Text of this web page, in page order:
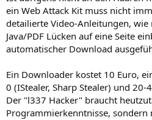
ein Web Attack Kit muss nicht
detailierte Video-Anleitungen, wie
Java/PDF Lücken auf eine Seite
automatischer Download
Ein Downloader kostet 10 Euro,
0 (IStealer, Sharp Stealer) und 20-
Der "l337 Hacker" braucht
Programmierkenntnisse, sondern